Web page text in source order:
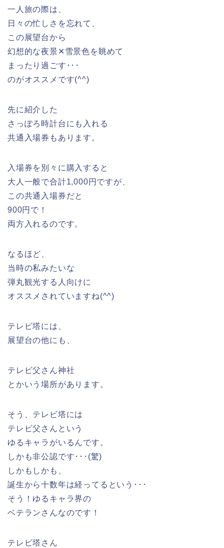
一人旅の際は、
日々の忙しさを忘れて、
この展望台から
幻想的な夜景✕雪景色を眺めて
まったり過ごす･･･
のがオススメです(^^)
先に紹介した
さっぽろ時計台にも入れる
共通入場券もあります。
入場券を別々に購入すると
大人一般で合計1,000円ですが、
この共通入場券だと
900円で！
両方入れるのです。
なるほど、
当時の私みたいな
弾丸観光する人向けに
オススメされていますね(^^)
テレビ塔には、
展望台の他にも、
テレビ父さん神社
とかいう場所があります。
そう、テレビ塔には
テレビ父さんという
ゆるキャラがいるんです。
しかも非公認です･･･(驚)
しかもしかも、
誕生から十数年は経ってるという･･･
そう！ゆるキャラ界の
ベテランさんなのです！
テレビ塔さん